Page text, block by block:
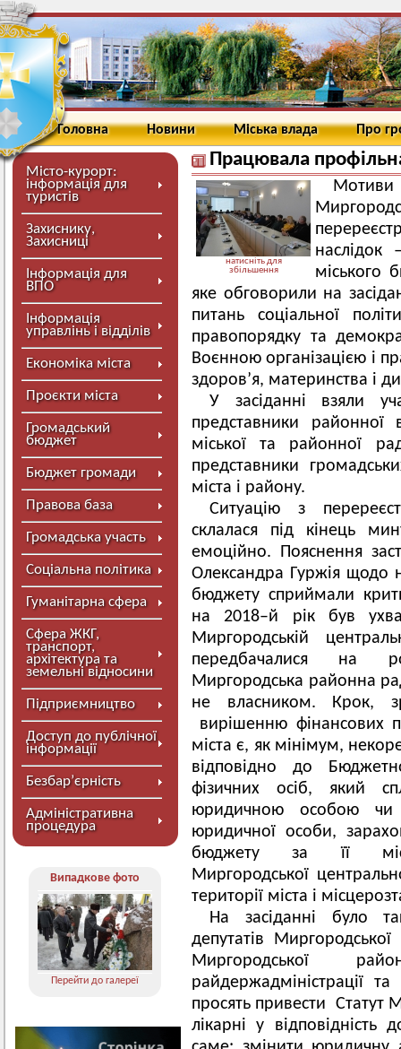
Головна Новини Міська влада Про
Місто-курорт:
інформація для
туристів
Захиснику,
Захисниці
Інформація для
ВПО
Інформація
управлінь і відділів
Економіка міста
Проєкти міста
Громадський
бюджет
Бюджет громади
Правова база
Громадська участь
Соціальна політика
Гуманітарна сфера
Сфера ЖКГ,
транспорт,
архітектура та
земельні відносини
Підприємництво
Доступ до публічної
інформації
Безбар’єрність
Адміністративна
процедура
Випадкове фото
Перейти до галереї
Працювала
натисніть для
збільшення
міського
яке обговорили на
питань соціальної
правопорядку та
Воєнною організацією і
здоров’я, материнства і
У засіданні взяли
представники районної
міської та районної
представники
міста і району.
Ситуацію з
склалася під кінець
емоційно. Пояснення
Олександра Гуржія щодо
бюджету сприймали
на 2018–й рік був
Миргородській
передбачалися на
Миргородська районна
не власником. Крок,
вирішенню фінансових
міста є, як мінімум,
відповідно до
фізичних осіб, який
юридичною особою чи
юридичної особи,
бюджету за її
Миргородської
території міста і
На засіданні було
депутатів
Миргородської
райдержадміністрації
просять привести Статут
лікарні у